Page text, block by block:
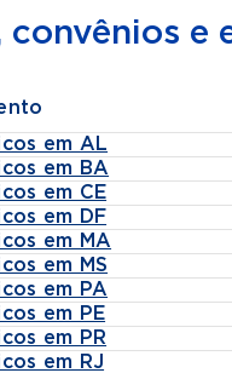
convênios e
em AL
em BA
em CE
em DF
em MA
em MS
em PA
em PE
em PR
em RJ